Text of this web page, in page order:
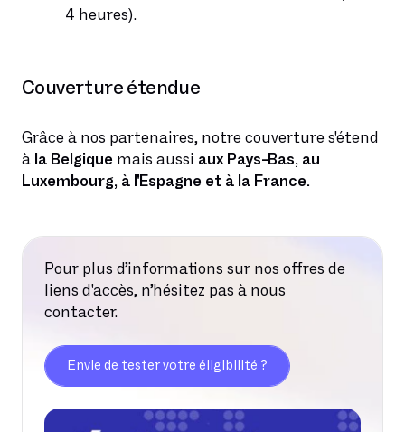
4 heures).
Couverture étendue
Grâce à nos partenaires, notre couverture s'étend
à la Belgique mais aussi aux Pays-Bas, au
Luxembourg, à l'Espagne et à la France.
Pour plus d’informations sur nos offres de
liens d'accès, n’hésitez pas à nous
contacter.
Envie de tester votre éligibilité ?